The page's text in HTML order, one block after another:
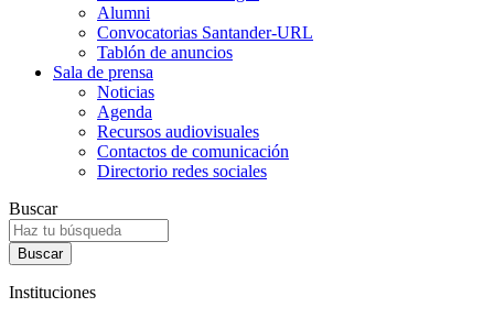
Alumni
Convocatorias Santander-URL
Tablón de anuncios
Sala de prensa
Noticias
Agenda
Recursos audiovisuales
Contactos de comunicación
Directorio redes sociales
Buscar
Instituciones